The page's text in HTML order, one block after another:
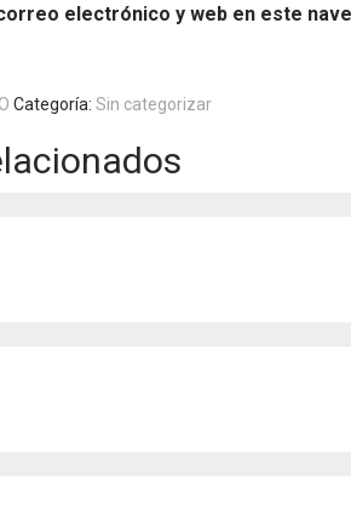
electrónico y web en este
Categoría: Sin categorizar